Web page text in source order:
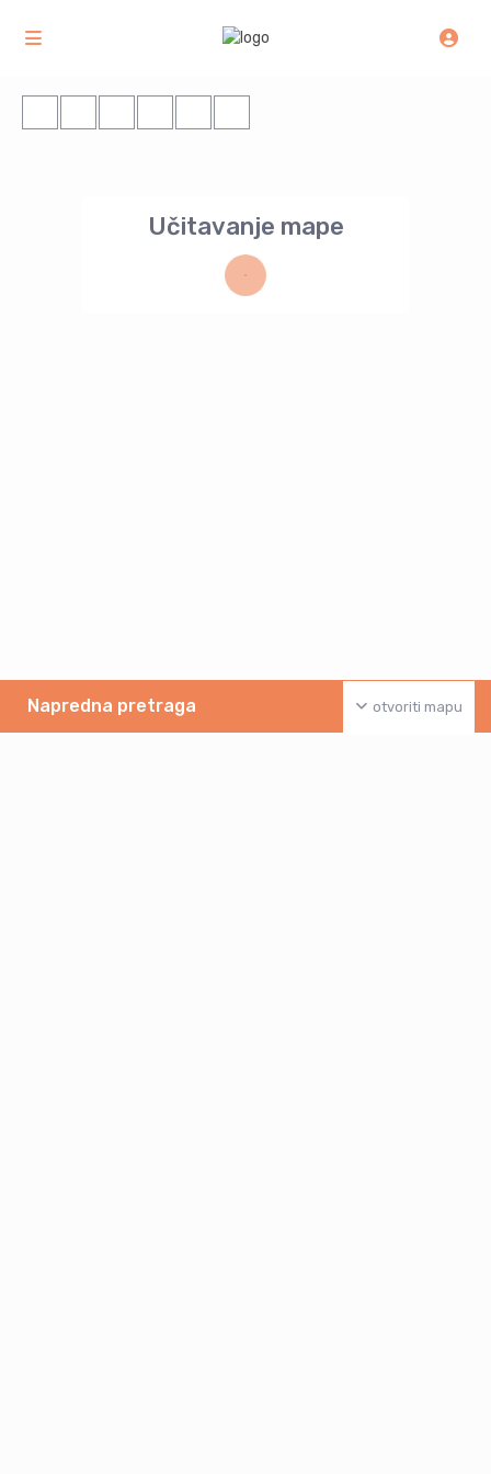
Učitavanje mape
otvoriti mapu
Napredna pretraga